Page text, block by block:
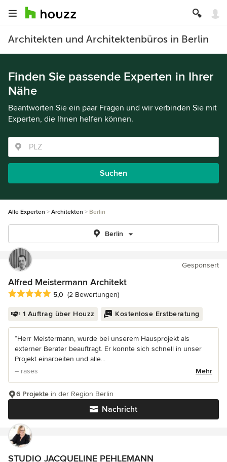
Architekten und Architektenbüros in Berlin
Finden Sie passende Experten in Ihrer
Nähe
Beantworten Sie ein paar Fragen und wir verbinden Sie mit
Experten, die Ihnen helfen können.
Suchen
Alle Experten Architekten Berlin
Berlin
Gesponsert
Alfred Meistermann Architekt
Durchschnittliche Bewertung: 5 von 5 Sternen
5,0 (2 Bewertungen)
1 Auftrag über Houzz Kostenlose Erstberatung
“Herr Meistermann, wurde bei unserem Hausprojekt als
externer Berater beauftragt. Er konnte sich schnell in unser
Projekt einarbeiten und alle...
– rases
Mehr
Nachricht
6 Projekte in der Region Berlin
STUDIO JACQUELINE PEHLEMANN